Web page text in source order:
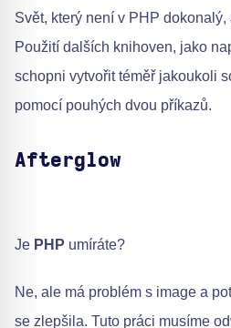
Svět, který není v PHP
Použití dalších knihoven, jako
schopni vytvořit téměř jakoukoli
pomocí pouhých dvou příkazů.
Afterglow
Je PHP umíráte?
Ne, ale má problém s image a
se zlepšila. Tuto práci musíme